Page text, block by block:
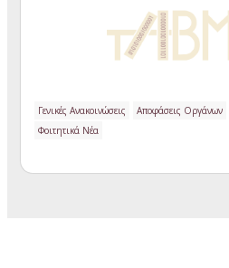
Γενικές Ανακοινώσεις Αποφάσεις Οργάνων
Φοιτητικά Νέα